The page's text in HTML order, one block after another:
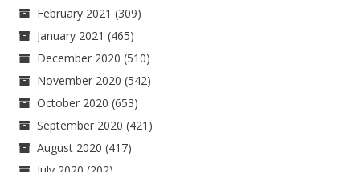
February 2021 (309)
January 2021 (465)
December 2020 (510)
November 2020 (542)
October 2020 (653)
September 2020 (421)
August 2020 (417)